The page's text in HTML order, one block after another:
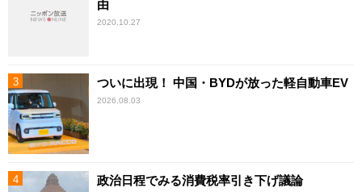
由
2020.10.27
ついに出現！ 中国・BYDが放った軽自動車EV
2026.08.03
政治日程でみる消費税率引き下げ議論